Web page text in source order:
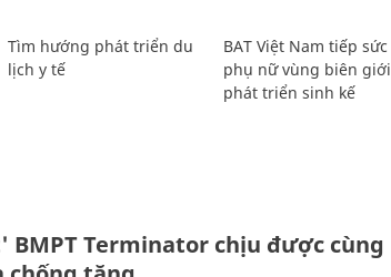
Tìm hướng phát triển du
lịch y tế
BAT Việt Nam tiếp sức
phụ nữ vùng biên giới
phát triển sinh kế
BMPT Terminator chịu được cùng